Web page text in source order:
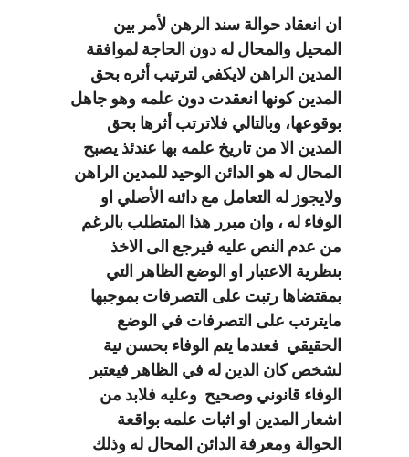
ان انعقاد حوالة سند الرهن لأمر بين
المحيل والمحال له دون الحاجة لموافقة
المدين الراهن لايكفي لترتيب أثره بحق
المدين كونها انعقدت دون علمه وهو جاهل
بوقوعها، وبالتالي فلاترتب أثرها بحق
المدين الا من تاريخ علمه بها عندئذ يصبح
المحال له هو الدائن الوحيد للمدين الراهن
ولايجوز له التعامل مع دائنه الأصلي او
الوفاء له ، وان مبرر هذا المتطلب بالرغم
من عدم النص عليه فيرجع الى الاخذ
بنظرية الاعتبار او الوضع الظاهر التي
بمقتضاها رتبت على التصرفات بموجبها
مايترتب على التصرفات في الوضع
الحقيقي فعندما يتم الوفاء بحسن نية
لشخص كان الدين له في الظاهر فيعتبر
الوفاء قانوني وصحيح وعليه فلابد من
اشعار المدين او اثبات علمه بواقعة
الحوالة ومعرفة الدائن المحال له وذلك